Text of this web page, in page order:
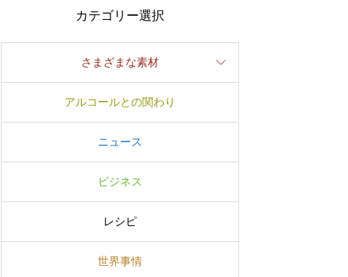
カテゴリー選択
さまざまな素材
アルコールとの関わり
ニュース
ビジネス
レシピ
世界事情